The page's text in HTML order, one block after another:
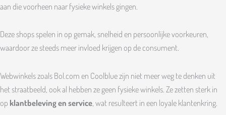
aan die voorheen naar fysieke winkels gingen.
Deze shops spelen in op gemak, snelheid en persoonlijke voorkeuren,
waardoor ze steeds meer invloed krijgen op de consument.
Webwinkels zoals Bol.com en Coolblue zijn niet meer weg te denken uit
het straatbeeld, ook al hebben ze geen fysieke winkels. Ze zetten sterk in
op klantbeleving en service , wat resulteert in een loyale klantenkring.